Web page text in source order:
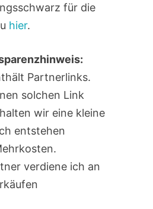
für die
hier.
Partnerlinks.
solchen Link
wir eine kleine
entstehen
verdiene ich an